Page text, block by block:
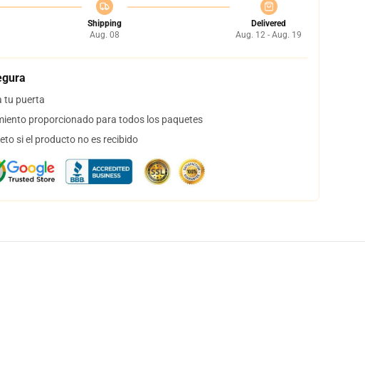
Shipping
Aug. 08
Delivered
Aug. 12 - Aug. 19
tu puerta
proporcionado para todos los paquetes
si el producto no es recibido